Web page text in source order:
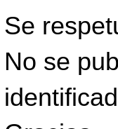
Se
No se